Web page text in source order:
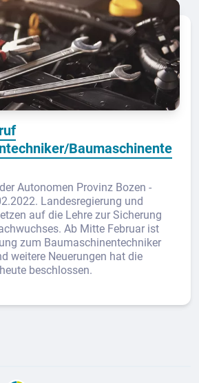
Baumaschinente
Autonomen Provinz Bozen -
Landesregierung und
auf die Lehre zur Sicherung
Ab Mitte Februar ist
zum Baumaschinentechniker
weitere Neuerungen hat die
beschlossen.